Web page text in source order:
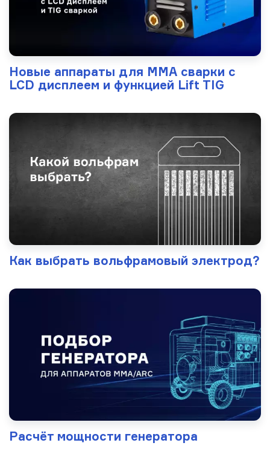
Новые аппараты для MMA сварки с
LCD дисплеем и функцией Lift TIG
Как выбрать вольфрамовый электрод?
Расчёт мощности генератора